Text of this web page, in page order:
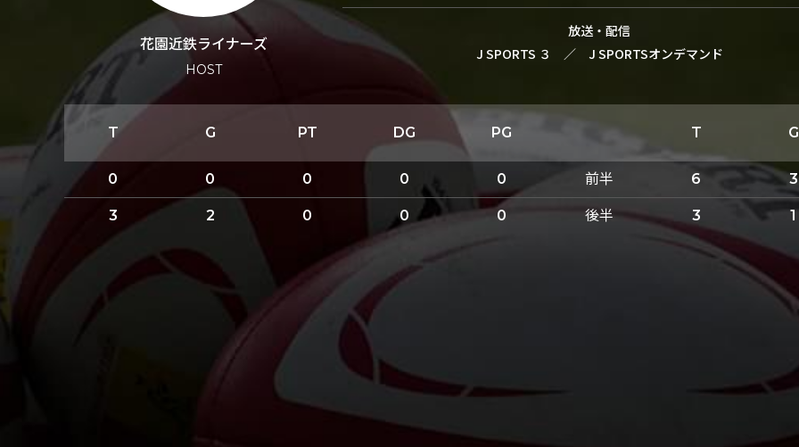
花園近鉄ライナーズ
HOST
放送・配信
J SPORTS ３
／ J SPORTSオンデマンド
T G PT DG PG T G
0 0 0 0 0 前半 6 3
3 2 0 0 0 後半 3 1